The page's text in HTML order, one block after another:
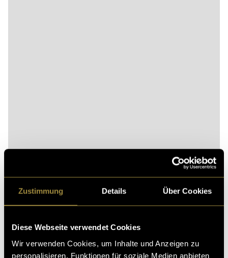
Zustimmung Details Über Cookies
Diese Webseite verwendet Cookies
Wir verwenden Cookies, um Inhalte und Anzeigen zu
personalisieren, Funktionen für soziale Medien anbieten
Bitte akzeptiere diestatistik, MarketingCookies um